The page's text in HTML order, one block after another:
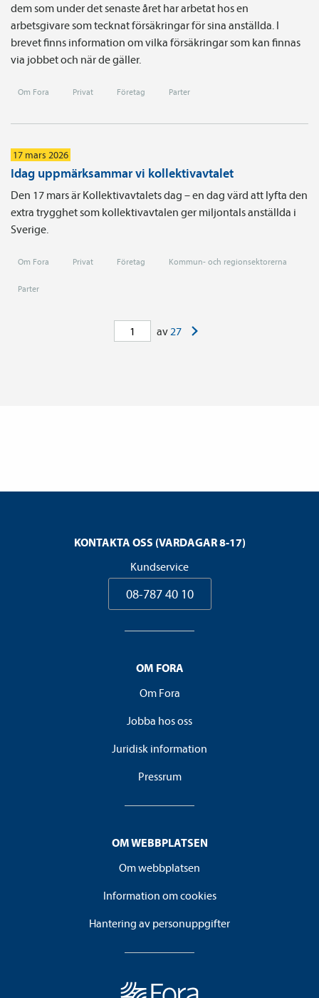
dem som under det senaste året har arbetat hos en
arbetsgivare som tecknat försäkringar för sina anställda. I
brevet finns information om vilka försäkringar som kan finnas
via jobbet och när de gäller.
Om Fora Privat Företag Parter
17 mars 2026
Idag uppmärksammar vi kollektivavtalet
Den 17 mars är Kollektivavtalets dag – en dag värd att lyfta den
extra trygghet som kollektivavtalen ger miljontals anställda i
Sverige.
Om Fora Privat Företag Kommun- och regionsektorerna
Parter
av27
KONTAKTA OSS (VARDAGAR 8-17)
Kundservice
08-787 40 10
OM FORA
Om Fora
Jobba hos oss
Juridisk information
Pressrum
OM WEBBPLATSEN
Om webbplatsen
Information om cookies
Hantering av personuppgifter